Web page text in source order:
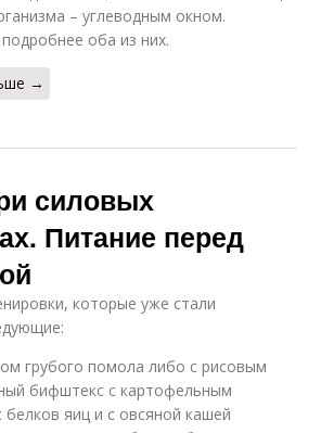
– углеводным окном.
оба из них.
→
силовых
Питание перед
которые уже стали
грубого помола либо с рисовым
бифштекс с картофельным
белков яиц и с овсяной кашей